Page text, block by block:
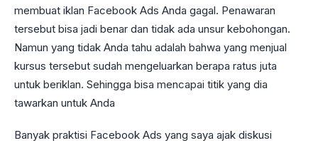
membuat iklan Facebook Ads Anda gagal. Penawaran
tersebut bisa jadi benar dan tidak ada unsur kebohongan.
Namun yang tidak Anda tahu adalah bahwa yang menjual
kursus tersebut sudah mengeluarkan berapa ratus juta
untuk beriklan. Sehingga bisa mencapai titik yang dia
tawarkan untuk Anda
Banyak praktisi Facebook Ads yang saya ajak diskusi